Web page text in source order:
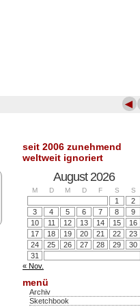
◄
seit 2006 zunehmend
weltweit ignoriert
August 2026
M D M D F S S
1
2
3
4 5 6 7 8
9
10
11 12 13 14 15
16
17
18 19 20 21 22
23
24
25 26 27 28 29
30
31
« Nov.
menü
Archiv
Sketchbook